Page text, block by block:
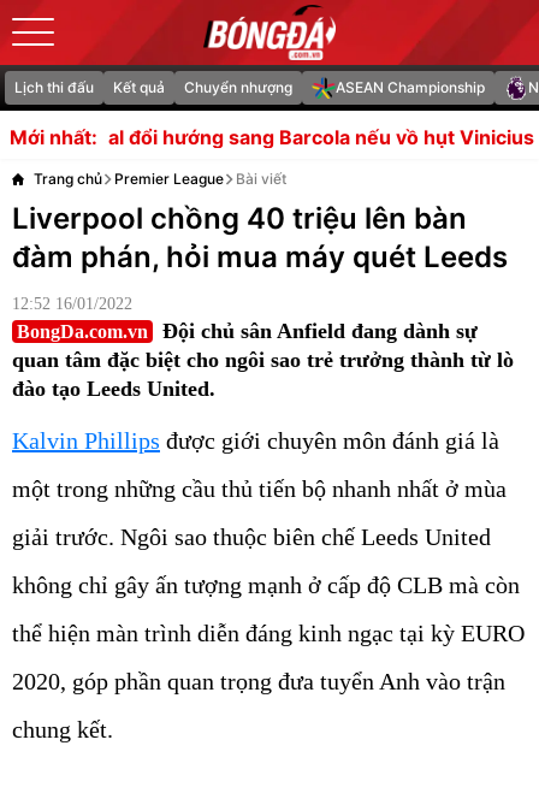
Lịch thi đấu Kết quả Chuyển nhượng ASEAN Championship
Mới nhất:
sang Barcola nếu vồ hụt Vinicius Thắng Indonesia,
Trang chủ Premier League Bài viết
Liverpool chồng 40 triệu lên bàn
đàm phán, hỏi mua máy quét Leeds
12:52 16/01/2022
BongDa.com.vn
Đội chủ sân Anfield đang dành sự
quan tâm đặc biệt cho ngôi sao trẻ trưởng thành từ lò
đào tạo Leeds United.
Kalvin Phillips được giới chuyên môn đánh giá là
một trong những cầu thủ tiến bộ nhanh nhất ở mùa
giải trước. Ngôi sao thuộc biên chế Leeds United
không chỉ gây ấn tượng mạnh ở cấp độ CLB mà còn
thể hiện màn trình diễn đáng kinh ngạc tại kỳ EURO
2020, góp phần quan trọng đưa tuyển Anh vào trận
chung kết.